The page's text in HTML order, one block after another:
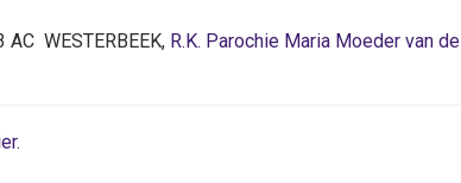
WESTERBEEK, R.K. Parochie Maria Moeder van de
.